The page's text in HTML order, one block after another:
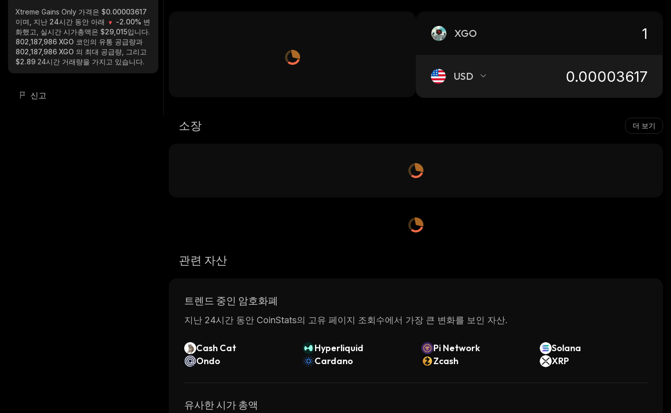
Xtreme Gains Only 가격은 $0.00003617
이며, 지난 24시간 동안 아래
-2.00% 변
화했고, 실시간 시가총액은 $29,015입니다.
802,187,986 XGO 코인의 유통 공급량과
802,187,986 XGO 의 최대 공급량, 그리고
$2.89 24시간 거래량을 가지고 있습니다.
신고
XGO
USD
소장 더 보기
관련 자산
트렌드 중인 암호화폐
지난 24시간 동안 CoinStats의 고유 페이지 조회수에서 가장 큰 변화를 보인 자산.
Cash Cat Hyperliquid Pi Network
Solana
Ondo
Cardano Zcash XRP
유사한 시가 총액